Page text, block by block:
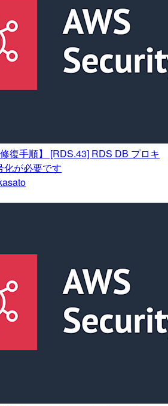
復手順】 [RDS.43] RDS DB プロキ
化が必要です